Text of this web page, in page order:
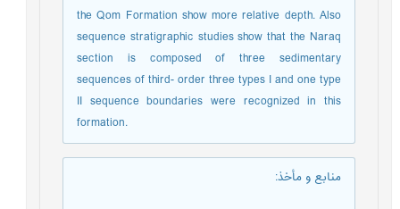
the Qom Formation show more relative depth. Also
sequence stratigraphic studies show that the Naraq
section is composed of three sedimentary
sequences of third- order three types I and one type
II sequence boundaries were recognized in this
formation.
منابع و مأخذ: